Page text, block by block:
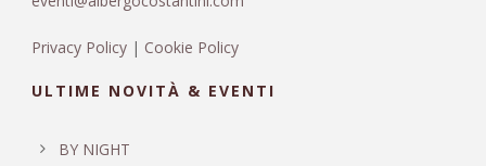
Privacy Policy | Cookie Policy
ULTIME NOVITÀ & EVENTI
BY NIGHT